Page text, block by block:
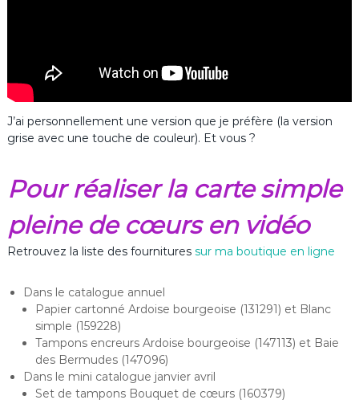
J’ai personnellement une version que je préfère (la version
grise avec une touche de couleur). Et vous ?
Pour réaliser la carte simple
pleine de cœurs en vidéo
Retrouvez la liste des fournitures sur ma boutique en ligne
Dans le catalogue annuel
Papier cartonné Ardoise bourgeoise (131291) et Blanc
simple (159228)
Tampons encreurs Ardoise bourgeoise (147113) et Baie
des Bermudes (147096)
Dans le mini catalogue janvier avril
Set de tampons Bouquet de cœurs (160379)